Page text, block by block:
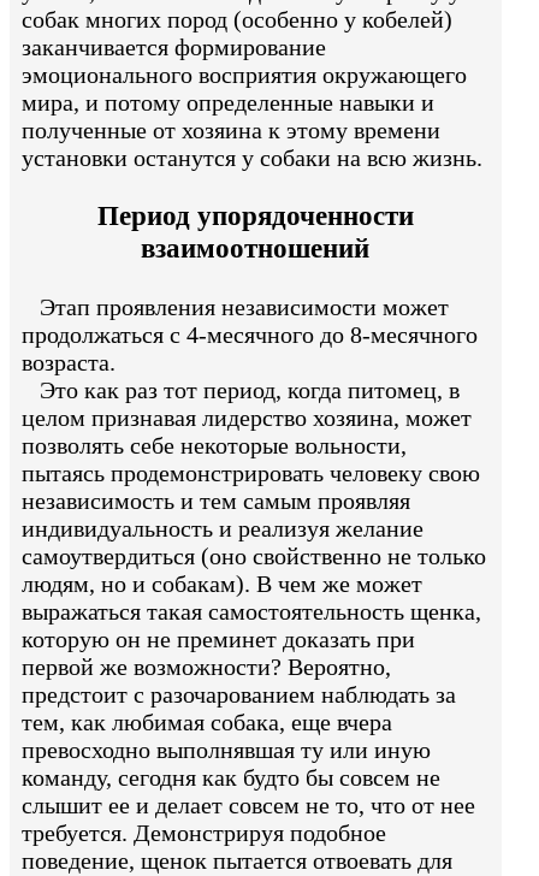
собак многих пород (особенно у кобелей)
заканчивается формирование
эмоционального восприятия окружающего
мира, и потому определенные навыки и
полученные от хозяина к этому времени
установки останутся у собаки на всю жизнь.
Период упорядоченности
взаимоотношений
Этап проявления независимости может
продолжаться с 4-месячного до 8-месячного
возраста.
Это как раз тот период, когда питомец, в
целом признавая лидерство хозяина, может
позволять себе некоторые вольности,
пытаясь продемонстрировать человеку свою
независимость и тем самым проявляя
индивидуальность и реализуя желание
самоутвердиться (оно свойственно не только
людям, но и собакам). В чем же может
выражаться такая самостоятельность щенка,
которую он не преминет доказать при
первой же возможности? Вероятно,
предстоит с разочарованием наблюдать за
тем, как любимая собака, еще вчера
превосходно выполнявшая ту или иную
команду, сегодня как будто бы совсем не
слышит ее и делает совсем не то, что от нее
требуется. Демонстрируя подобное
поведение, щенок пытается отвоевать для